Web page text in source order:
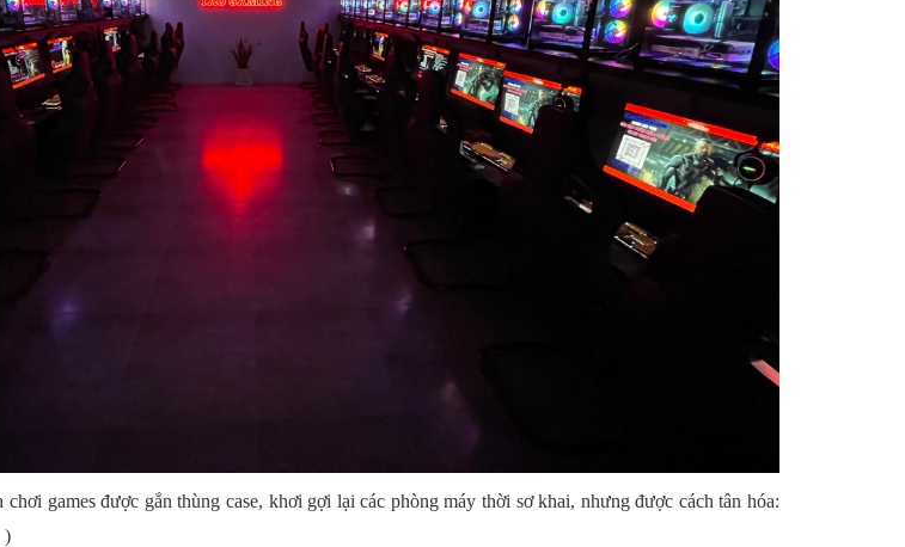
games được gắn thùng case, khơi gợi lại các phòng máy thời sơ khai, nhưng được cách tân hóa:
)